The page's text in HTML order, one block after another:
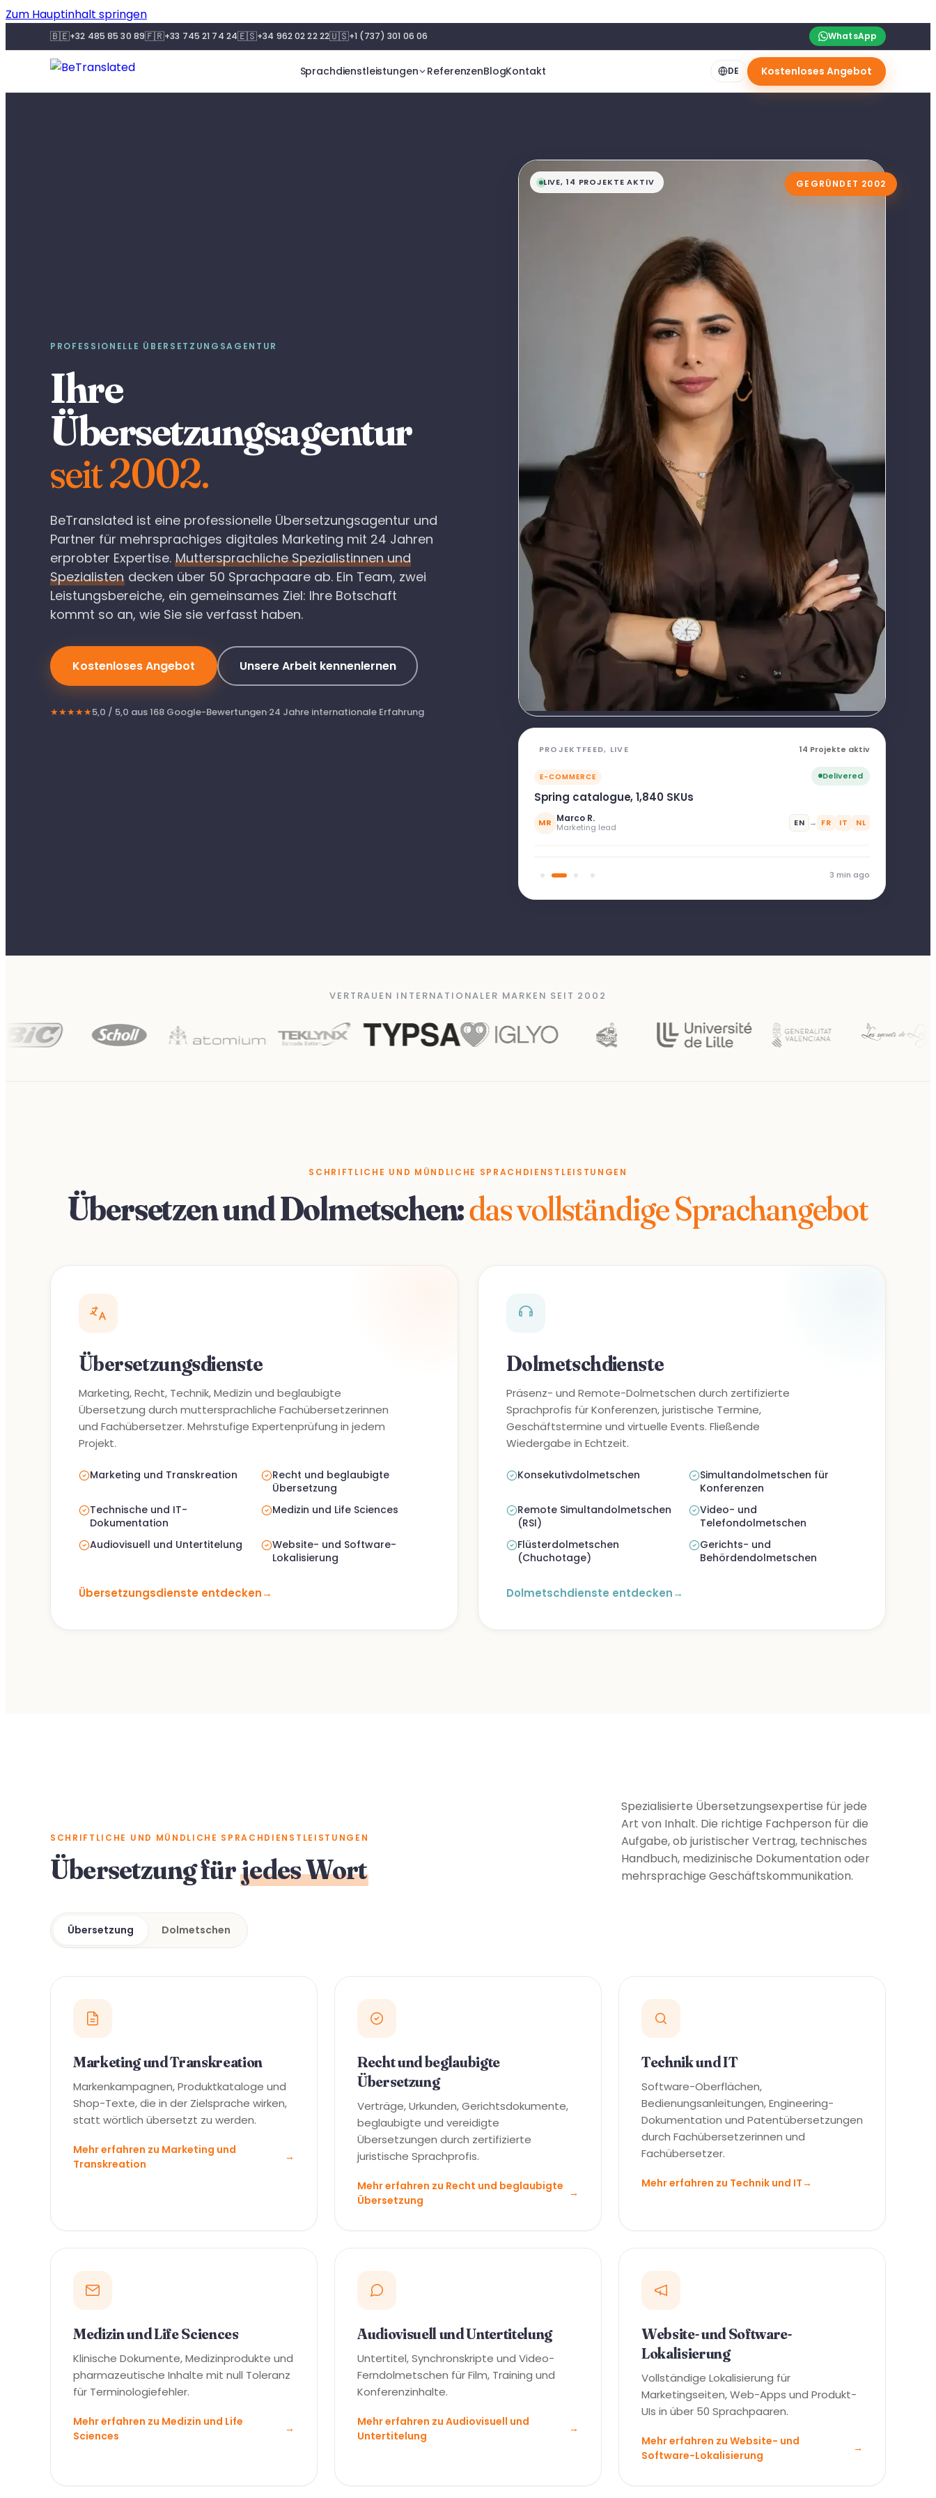
Zum Hauptinhalt springen
🇧🇪+32 485 85 30 89🇫🇷+33 745 21 74 24🇪🇸+34 962 02 22 22🇺🇸+1 (737) 301 06 06 WhatsApp
Sprachdienstleistungen ReferenzenBlogKontakt DE Kostenloses Angebot
PROFESSIONELLE ÜBERSETZUNGSAGENTUR
Ihre
Übersetzungsagentur
seit 2002.
BeTranslated ist eine professionelle Übersetzungsagentur und
Partner für mehrsprachiges digitales Marketing mit 24 Jahren
erprobter Expertise. Muttersprachliche Spezialistinnen und
Spezialistendecken über 50 Sprachpaare ab. Ein Team, zwei
Leistungsbereiche, ein gemeinsames Ziel: Ihre Botschaft
kommt so an, wie Sie sie verfasst haben.
Kostenloses Angebot Unsere Arbeit kennenlernen
★★★★★5,0 / 5,0 aus 168 Google-Bewertungen·24 Jahre internationale Erfahrung
LIVE, 14 PROJEKTE AKTIV
PROJEKTFEED, LIVE 14 Projekte aktiv
E-COMMERCE
Spring catalogue, 1,840 SKUs
Delivered
MR Marco R.
Marketing lead EN → FR IT NL
3 min ago
GEGRÜNDET 2002
VERTRAUEN INTERNATIONALER MARKEN SEIT 2002
SCHRIFTLICHE UND MÜNDLICHE SPRACHDIENSTLEISTUNGEN
Übersetzen und Dolmetschen:das vollständige Sprachangebot
Übersetzungsdienste
Marketing, Recht, Technik, Medizin und beglaubigte
Übersetzung durch muttersprachliche Fachübersetzerinnen
und Fachübersetzer. Mehrstufige Expertenprüfung in jedem
Projekt.
Marketing und Transkreation
Recht und beglaubigte
Übersetzung
Technische und IT-
Dokumentation
Medizin und Life Sciences
Audiovisuell und Untertitelung
Website- und Software-
Lokalisierung
Übersetzungsdienste entdecken→
Dolmetschdienste
Präsenz- und Remote-Dolmetschen durch zertifizierte
Sprachprofis für Konferenzen, juristische Termine,
Geschäftstermine und virtuelle Events. Fließende
Wiedergabe in Echtzeit.
Konsekutivdolmetschen
Simultandolmetschen für
Konferenzen
Remote Simultandolmetschen
(RSI)
Video- und
Telefondolmetschen
Flüsterdolmetschen
(Chuchotage)
Gerichts- und
Behördendolmetschen
Dolmetschdienste entdecken→
SCHRIFTLICHE UND MÜNDLICHE SPRACHDIENSTLEISTUNGEN
Übersetzung fürjedes Wort
Spezialisierte Übersetzungsexpertise für jede
Art von Inhalt. Die richtige Fachperson für die
Aufgabe, ob juristischer Vertrag, technisches
Handbuch, medizinische Dokumentation oder
mehrsprachige Geschäftskommunikation.
Übersetzung Dolmetschen
Marketing und Transkreation
Markenkampagnen, Produktkataloge und
Shop-Texte, die in der Zielsprache wirken,
statt wörtlich übersetzt zu werden.
Mehr erfahren zu Marketing und
Transkreation
→
Recht und beglaubigte
Übersetzung
Verträge, Urkunden, Gerichtsdokumente,
beglaubigte und vereidigte
Übersetzungen durch zertifizierte
juristische Sprachprofis.
Mehr erfahren zu Recht und beglaubigte
Übersetzung
→
Technik und IT
Software-Oberflächen,
Bedienungsanleitungen, Engineering-
Dokumentation und Patentübersetzungen
durch Fachübersetzerinnen und
Fachübersetzer.
Mehr erfahren zu Technik und IT→
Medizin und Life Sciences
Klinische Dokumente, Medizinprodukte und
pharmazeutische Inhalte mit null Toleranz
für Terminologiefehler.
Mehr erfahren zu Medizin und Life
Sciences
→
Audiovisuell und Untertitelung
Untertitel, Synchronskripte und Video-
Ferndolmetschen für Film, Training und
Konferenzinhalte.
Mehr erfahren zu Audiovisuell und
Untertitelung
→
Website- und Software-
Lokalisierung
Vollständige Lokalisierung für
Marketingseiten, Web-Apps und Produkt-
UIs in über 50 Sprachpaaren.
Mehr erfahren zu Website- und
Software-Lokalisierung
→